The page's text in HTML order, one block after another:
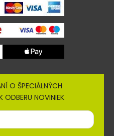
O ŠPECIÁLNÝCH
ODBERU NOVINIEK